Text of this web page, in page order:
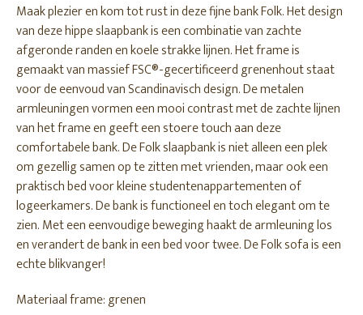
Maak plezier en kom tot rust in deze fijne bank Folk. Het design
van deze hippe slaapbank is een combinatie van zachte
afgeronde randen en koele strakke lijnen. Het frame is
gemaakt van massief FSC®-gecertificeerd grenenhout staat
voor de eenvoud van Scandinavisch design. De metalen
armleuningen vormen een mooi contrast met de zachte lijnen
van het frame en geeft een stoere touch aan deze
comfortabele bank. De Folk slaapbank is niet alleen een plek
om gezellig samen op te zitten met vrienden, maar ook een
praktisch bed voor kleine studentenappartementen of
logeerkamers. De bank is functioneel en toch elegant om te
zien. Met een eenvoudige beweging haakt de armleuning los
en verandert de bank in een bed voor twee. De Folk sofa is een
echte blikvanger!
Materiaal frame: grenen